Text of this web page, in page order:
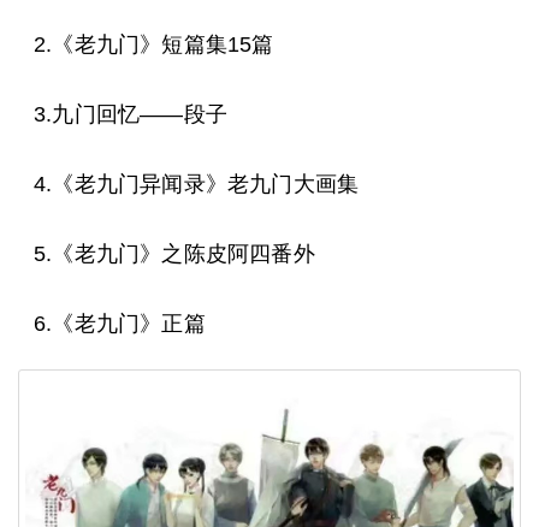
2.《老九门》短篇集15篇
3.九门回忆——段子
4.《老九门异闻录》老九门大画集
5.《老九门》之陈皮阿四番外
6.《老九门》正篇